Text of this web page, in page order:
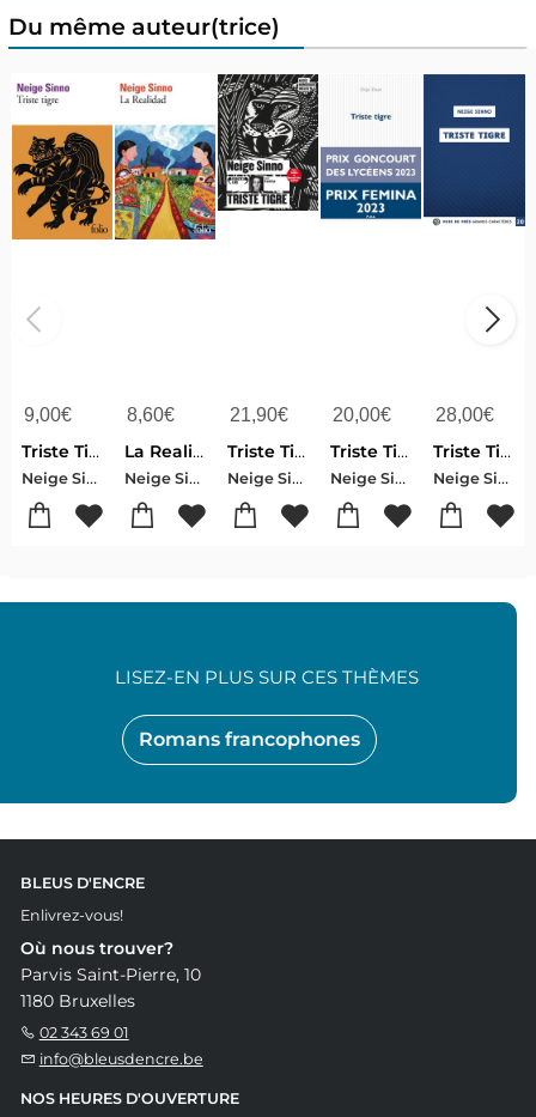
Du même auteur(trice)
9,00€
Triste Tigre
Neige Sinno
8,60€
La Realidad
Neige Sinno
21,90€
Triste Tigre
Neige Sinno
20,00€
Triste Tigre
Neige Sinno
28,00€
Triste Tigre
Neige Sinno
Romans francophones
LISEZ-EN PLUS SUR CES THÈMES
BLEUS D'ENCRE
Enlivrez-vous!
Où nous trouver?
Parvis Saint-Pierre, 10
1180 Bruxelles
02 343 69 01
info@bleusdencre.be
NOS HEURES D'OUVERTURE